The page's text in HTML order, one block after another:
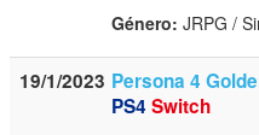
Género: JRPG /
19/1/2023 Persona 4
PS4 Switch